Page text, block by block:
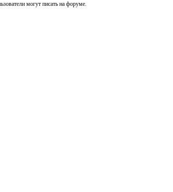
могут писать на форуме.